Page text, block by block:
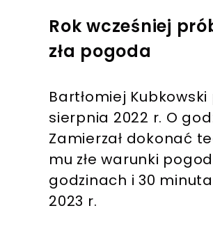
Rok wcześniej
zła pogoda
Bartłomiej
sierpnia 2022 r. O
Zamierzał dokonać
mu złe warunki
godzinach i 30
2023 r.